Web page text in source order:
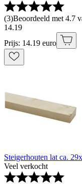
(3)Beoordeeld met 4.7
14.19
Prijs: 14.19 euro
Steigerhouten lat ca.
Veel verkocht